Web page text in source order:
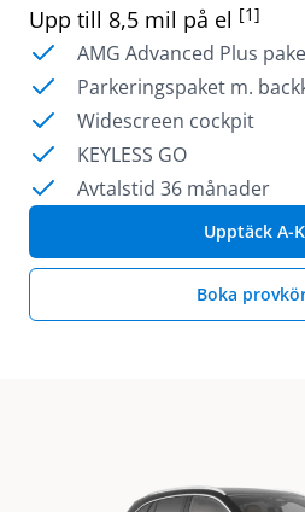
Upp till 8,5 mil på el [1]
AMG Advanced Plus
Parkeringspaket m.
Widescreen cockpit
KEYLESS GO
Avtalstid 36 månader
Upptäck A-
Boka